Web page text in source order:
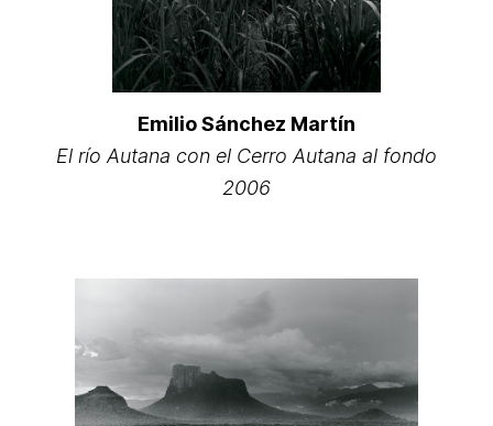
Emilio Sánchez Martín
El río Autana con el Cerro Autana al fondo
2006